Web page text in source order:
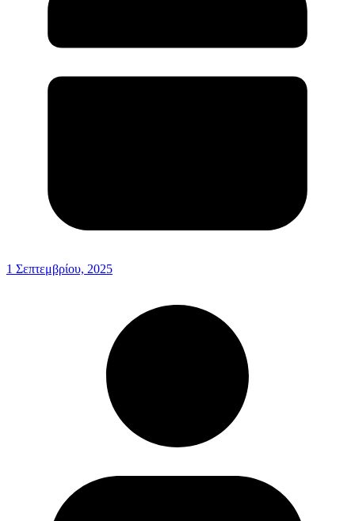
1 Σεπτεμβρίου, 2025